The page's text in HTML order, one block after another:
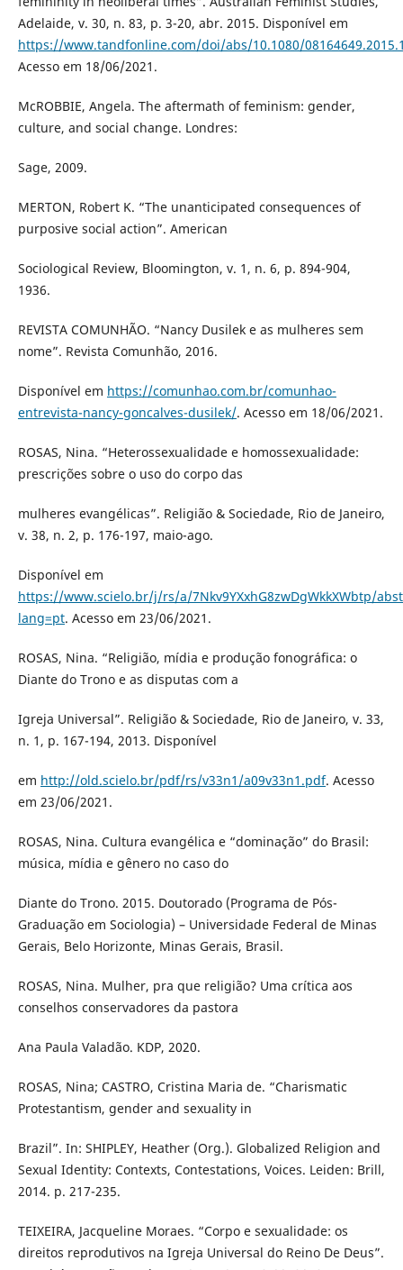
Adelaide, v. 30, n. 83, p. 3-20, abr. 2015. Disponível em
https://www.tandfonline.com/doi/abs/10.1080/
Acesso em 18/06/2021.
McROBBIE, Angela. The aftermath of feminism: gender,
culture, and social change. Londres:
Sage, 2009.
MERTON, Robert K. “The unanticipated consequences of
purposive social action”. American
Sociological Review, Bloomington, v. 1, n. 6, p. 894-904,
1936.
REVISTA COMUNHÃO. “Nancy Dusilek e as mulheres sem
nome”. Revista Comunhão, 2016.
Disponível em https://comunhao.com.br/comunhao-
entrevista-nancy-goncalves-dusilek/. Acesso em 18/06/2021.
ROSAS, Nina. “Heterossexualidade e homossexualidade:
prescrições sobre o uso do corpo das
mulheres evangélicas”. Religião & Sociedade, Rio de Janeiro,
v. 38, n. 2, p. 176-197, maio-ago.
Disponível em
https://www.scielo.br/j/rs/a/7Nkv9YXxhG8zwDgWkkXWbtp/
lang=pt. Acesso em 23/06/2021.
ROSAS, Nina. “Religião, mídia e produção fonográfica: o
Diante do Trono e as disputas com a
Igreja Universal”. Religião & Sociedade, Rio de Janeiro, v. 33,
n. 1, p. 167-194, 2013. Disponível
em http://old.scielo.br/pdf/rs/v33n1/a09v33n1.pdf. Acesso
em 23/06/2021.
ROSAS, Nina. Cultura evangélica e “dominação” do Brasil:
música, mídia e gênero no caso do
Diante do Trono. 2015. Doutorado (Programa de Pós-
Graduação em Sociologia) – Universidade Federal de Minas
Gerais, Belo Horizonte, Minas Gerais, Brasil.
ROSAS, Nina. Mulher, pra que religião? Uma crítica aos
conselhos conservadores da pastora
Ana Paula Valadão. KDP, 2020.
ROSAS, Nina; CASTRO, Cristina Maria de. “Charismatic
Protestantism, gender and sexuality in
Brazil”. In: SHIPLEY, Heather (Org.). Globalized Religion and
Sexual Identity: Contexts, Contestations, Voices. Leiden: Brill,
2014. p. 217-235.
TEIXEIRA, Jacqueline Moraes. “Corpo e sexualidade: os
direitos reprodutivos na Igreja Universal do Reino De Deus”.